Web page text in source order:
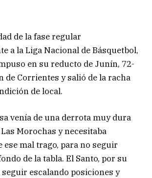
de la fase regular
a la Liga Nacional de Básquetbol,
en su reducto de Junín, 72-
de Corrientes y salió de la racha
de local.
venía de una derrota muy dura
Morochas y necesitaba
ese mal trago, para no seguir
de la tabla. El Santo, por su
escalando posiciones y